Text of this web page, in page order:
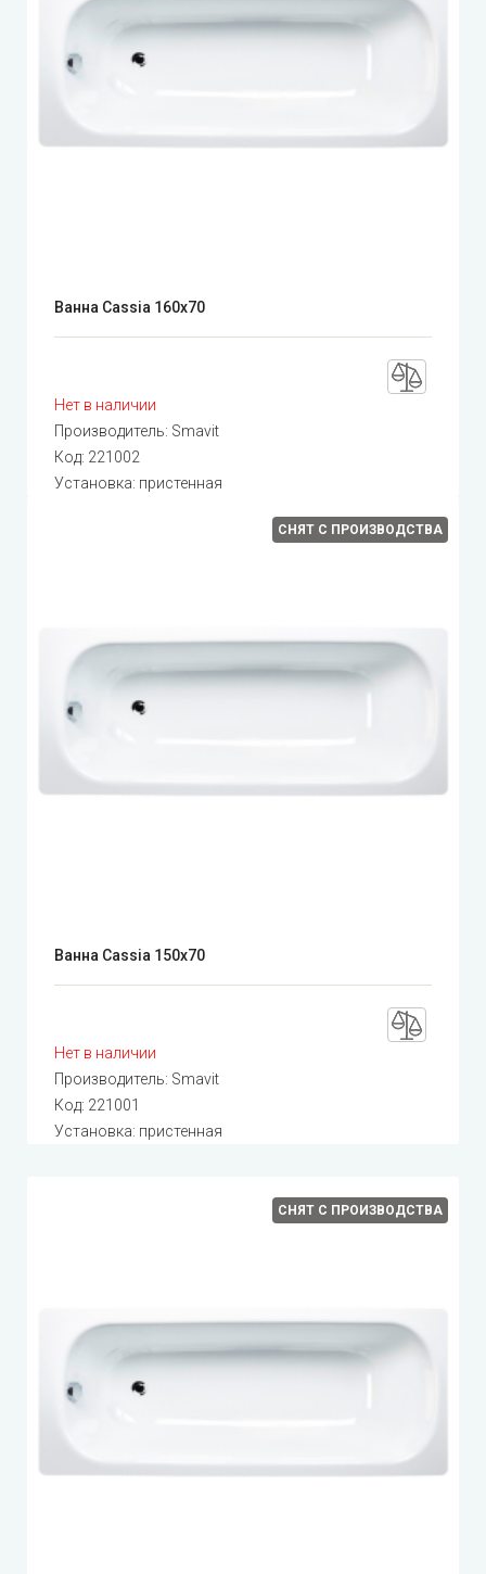
Ванна Cassia 160x70
Нет в наличии
Производитель: Smavit
Код: 221002
Установка: пристенная
СНЯТ С ПРОИЗВОДСТВА
Ванна Cassia 150x70
Нет в наличии
Производитель: Smavit
Код: 221001
Установка: пристенная
СНЯТ С ПРОИЗВОДСТВА